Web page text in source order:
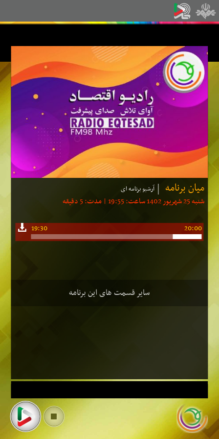
میان برنامه آرشیو برنامه ای
شنبه 25 شهریور 1402 ساعت: 19:55 | مدت: 5 دقیقه
19:30 20:00
سایر قسمت های این برنامه